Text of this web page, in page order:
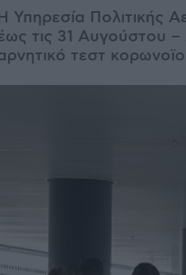
Υπηρεσία Πολιτικής
τις 31 Αυγούστου –
τεστ